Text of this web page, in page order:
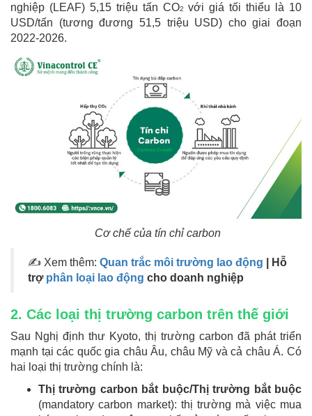
nghiệp (LEAF) 5,15 triệu tấn CO2
với giá tối thiểu là 10
USD/tấn (tương đương 51,5 triệu USD) cho giai đoạn
2022-2026.
Cơ chế của tín chỉ carbon
✍ Xem thêm: Quan trắc môi trường lao động
| Hỗ
trợ phân loại lao động cho doanh nghiệp
2. Các loại thị trường carbon trên thế giới
Sau Nghị định thư Kyoto, thị trường carbon đã phát triển
mạnh tại các quốc gia châu Âu, châu Mỹ và cả châu Á. Có
hai loại thị trường chính là:
Thị trường carbon bắt buộc/Thị trường bắt buộc
(mandatory carbon market): thị trường mà việc mua